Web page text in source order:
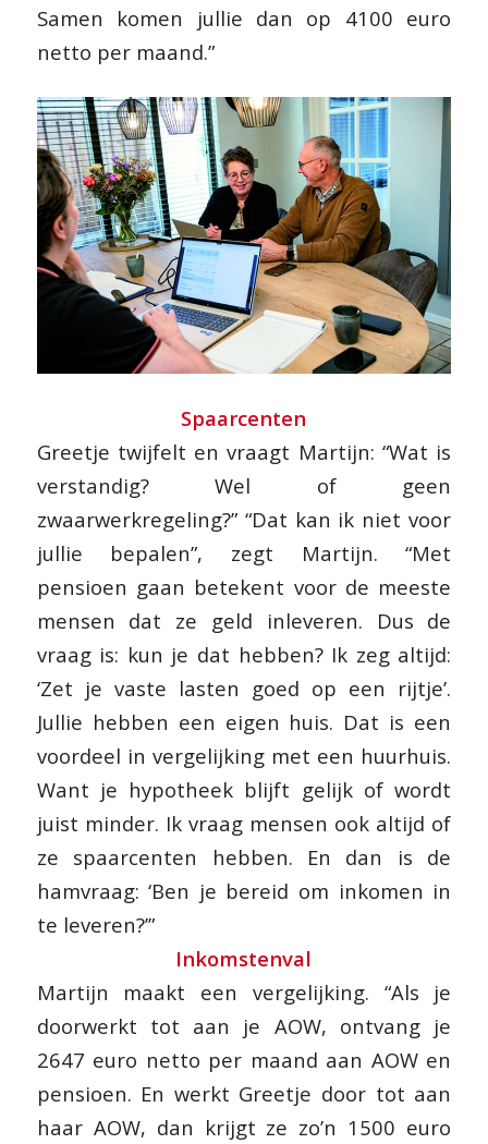
Samen komen jullie dan op 4100 euro
netto per maand.”
Spaarcenten
Greetje twijfelt en vraagt Martijn: “Wat is
verstandig? Wel of geen
zwaarwerkregeling?” “Dat kan ik niet voor
jullie bepalen”, zegt Martijn. “Met
pensioen gaan betekent voor de meeste
mensen dat ze geld inleveren. Dus de
vraag is: kun je dat hebben? Ik zeg altijd:
‘Zet je vaste lasten goed op een rijtje’.
Jullie hebben een eigen huis. Dat is een
voordeel in vergelijking met een huurhuis.
Want je hypotheek blijft gelijk of wordt
juist minder. Ik vraag mensen ook altijd of
ze spaarcenten hebben. En dan is de
hamvraag: ‘Ben je bereid om inkomen in
te leveren?’”
Inkomstenval
Martijn maakt een vergelijking. “Als je
doorwerkt tot aan je AOW, ontvang je
2647 euro netto per maand aan AOW en
pensioen. En werkt Greetje door tot aan
haar AOW, dan krijgt ze zo’n 1500 euro